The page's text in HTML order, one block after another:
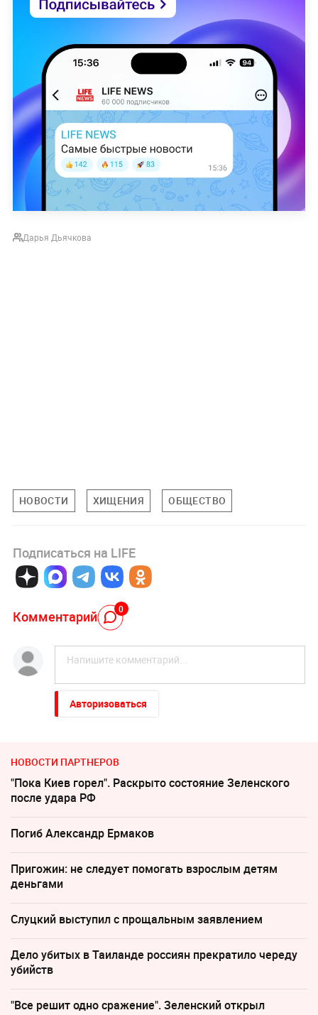
Дарья Дьячкова
НОВОСТИ ХИЩЕНИЯ ОБЩЕСТВО
Подписаться на LIFE
Комментарий 0
Авторизоваться
НОВОСТИ ПАРТНЕРОВ
"Пока Киев горел". Раскрыто состояние Зеленского
после удара РФ
Погиб Александр Ермаков
Пригожин: не следует помогать взрослым детям
деньгами
Слуцкий выступил с прощальным заявлением
Дело убитых в Таиланде россиян прекратило череду
убийств
"Все решит одно сражение". Зеленский открыл